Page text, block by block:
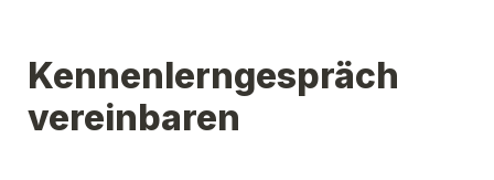
Kennenlerngespräch
vereinbaren